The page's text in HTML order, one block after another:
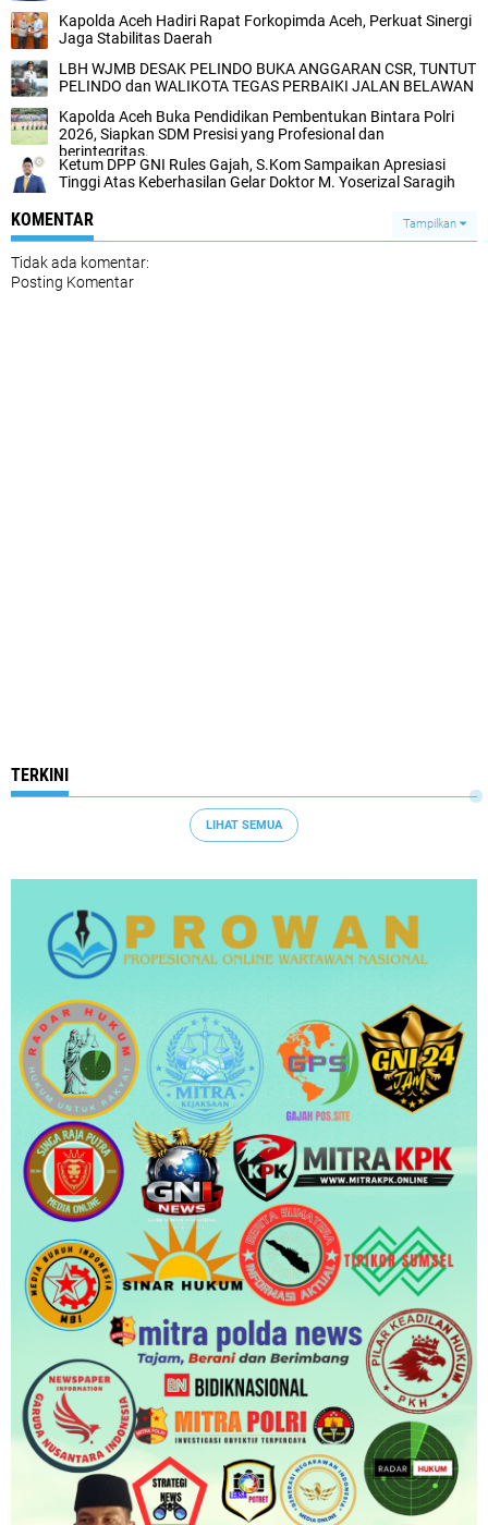
Kapolda Aceh Hadiri Rapat Forkopimda Aceh, Perkuat Sinergi
Jaga Stabilitas Daerah
LBH WJMB DESAK PELINDO BUKA ANGGARAN CSR, TUNTUT
PELINDO dan WALIKOTA TEGAS PERBAIKI JALAN BELAWAN
Kapolda Aceh Buka Pendidikan Pembentukan Bintara Polri
2026, Siapkan SDM Presisi yang Profesional dan
berintegritas.
Ketum DPP GNI Rules Gajah, S.Kom Sampaikan Apresiasi
Tinggi Atas Keberhasilan Gelar Doktor M. Yoserizal Saragih
KOMENTAR Tampilkan
Tidak ada komentar:
Posting Komentar
TERKINI
LIHAT SEMUA